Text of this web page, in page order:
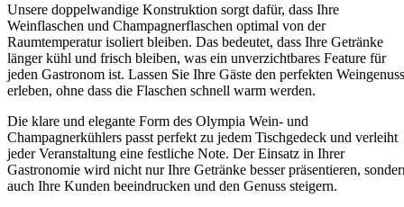
Unsere doppelwandige Konstruktion sorgt dafür, dass Ihre
Weinflaschen und Champagnerflaschen optimal von der
Raumtemperatur isoliert bleiben. Das bedeutet, dass Ihre Getränke
länger kühl und frisch bleiben, was ein unverzichtbares Feature für
jeden Gastronom ist. Lassen Sie Ihre Gäste den perfekten Weingenuss
erleben, ohne dass die Flaschen schnell warm werden.
Die klare und elegante Form des Olympia Wein- und
Champagnerkühlers passt perfekt zu jedem Tischgedeck und verleiht
jeder Veranstaltung eine festliche Note. Der Einsatz in Ihrer
Gastronomie wird nicht nur Ihre Getränke besser präsentieren,
auch Ihre Kunden beeindrucken und den Genuss steigern.